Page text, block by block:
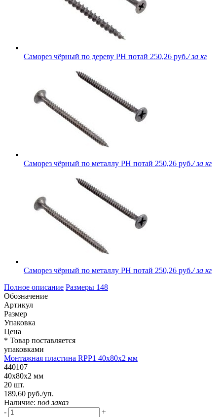
Саморез чёрный по дереву PH потай 250,26 руб./ за кг
Саморез чёрный по металлу PH потай 250,26 руб./ за кг
Саморез чёрный по металлу PH потай 250,26 руб./ за кг
Полное описание Размеры 148
Обозначение
Артикул
Размер
Упаковка
Цена
* Товар поставляется
упаковками
Монтажная пластина RPP1 40x80x2 мм
440107
40x80x2 мм
20 шт.
189,60 руб./уп.
Наличие: под заказ
-
+